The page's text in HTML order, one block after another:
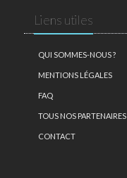
Liens utiles
QUI SOMMES-NOUS ?
MENTIONS LÉGALES
FAQ
TOUS NOS PARTENAIRES
CONTACT